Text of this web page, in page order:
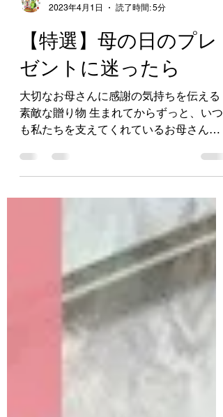
中山薬局
2023年4月1日
読了時間: 5分
【特選】母の日のプレ
ゼントに迷ったら
大切なお母さんに感謝の気持ちを伝える
母の日には、感謝の気持ちを伝える素敵
な贈り物を渡して、そのお礼を伝えませ
んか。 母の日の贈り物には、様々な種類
がありますが、特別な思い出になる贈り
物がオススメ。...